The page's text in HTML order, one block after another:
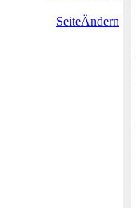
SeiteÄndern